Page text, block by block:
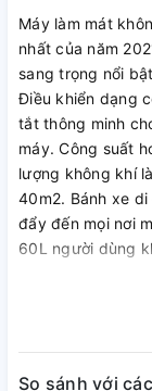
Máy làm mát
nhất của năm
sang trọng nổi
Điều khiển dạng
tắt thông minh
máy. Công suất
lượng không khí
40m2. Bánh xe
đẩy đến mọi nơi
60L người dùng
So sánh với